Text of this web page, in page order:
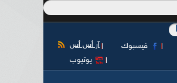
آر أس أس فيسبوك
يوتيوب